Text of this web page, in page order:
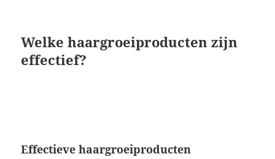
Welke haargroeiproducten zijn
effectief?
Effectieve haargroeiproducten